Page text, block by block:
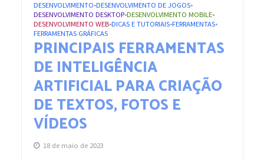
DESENVOLVIMENTO•DESENVOLVIMENTO DE JOGOS•
DESENVOLVIMENTO DESKTOP•DESENVOLVIMENTO MOBILE•
DESENVOLVIMENTO WEB•DICAS E TUTORIAIS•FERRAMENTAS•
FERRAMENTAS GRÁFICAS
PRINCIPAIS FERRAMENTAS
DE INTELIGÊNCIA
ARTIFICIAL PARA CRIAÇÃO
DE TEXTOS, FOTOS E
VÍDEOS
18 de maio de 2023